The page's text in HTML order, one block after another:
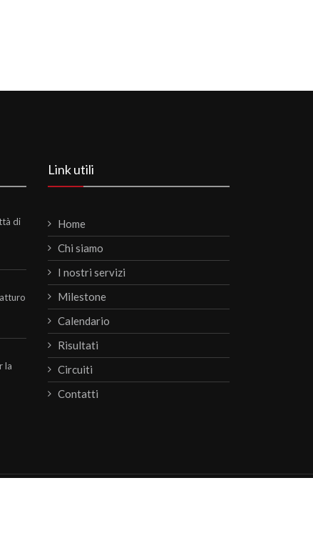
di
la
Link utili
Home
Chi siamo
I nostri servizi
Milestone
Calendario
Risultati
Circuiti
Contatti